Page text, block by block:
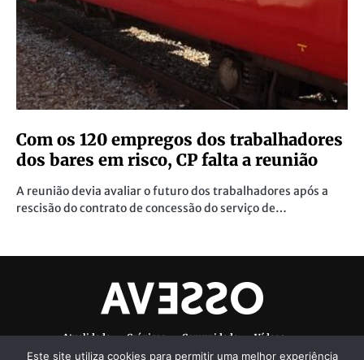
Com os 120 empregos dos trabalhadores
dos bares em risco, CP falta a reunião
A reunião devia avaliar o futuro dos trabalhadores após a
rescisão do contrato de concessão do serviço de…
Atualidade Crónicas Comunidade
Vídeos
Denúncias Ambientais
Ficha Técnica
Este site utiliza cookies para permitir uma melhor experiência